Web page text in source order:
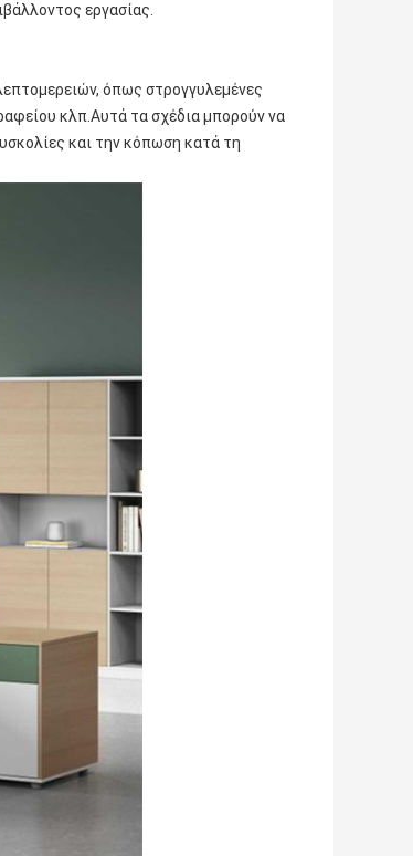
εργασίας.
όπως στρογγυλεμένες
κλπ.Αυτά τα σχέδια μπορούν να
και την κόπωση κατά τη